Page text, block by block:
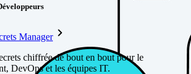
Manager
chiffrée de bout en bout pour le
DevOps et les équipes IT.